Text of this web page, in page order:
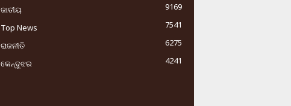
ଜାତୀୟ
9169
Top News
7541
ରାଜନୀତି
6275
କେନ୍ଦୁଝର
4241